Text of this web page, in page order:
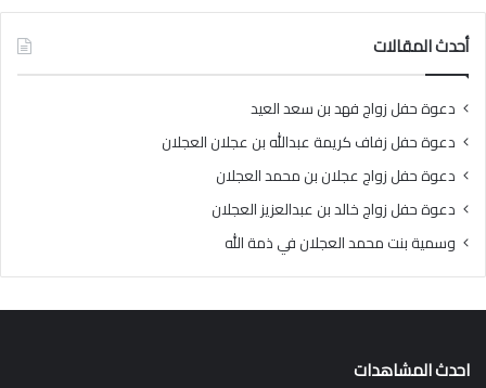
أحدث المقالات
دعوة حفل زواج فهد بن سعد العيد
دعوة حفل زفاف كريمة عبدالله بن عجلان العجلان
دعوة حفل زواج عجلان بن محمد العجلان
دعوة حفل زواج خالد بن عبدالعزيز العجلان
وسمية بنت محمد العجلان في ذمة الله
احدث المشاهدات